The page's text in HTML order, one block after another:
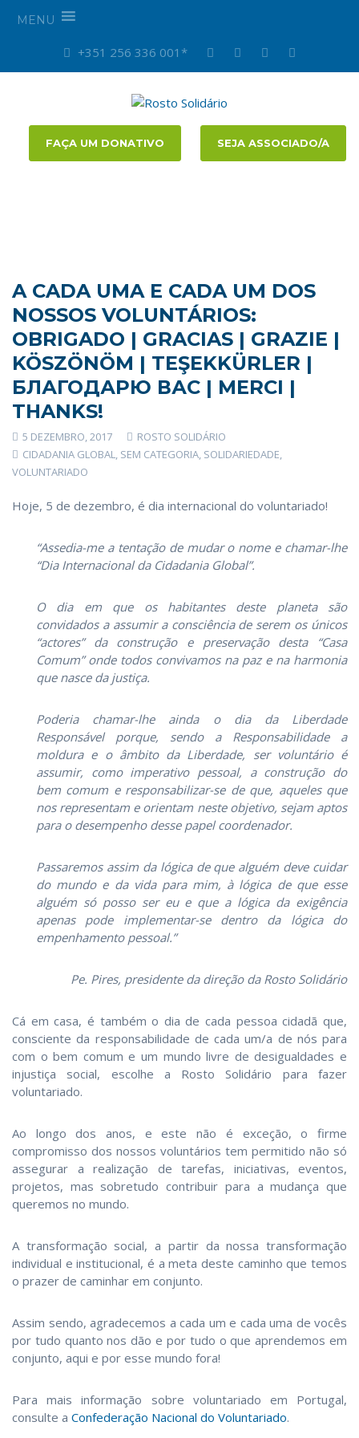
MENU
+351 256 336 001*
FAÇA UM DONATIVO SEJA ASSOCIADO/A
A CADA UMA E CADA UM DOS
NOSSOS VOLUNTÁRIOS:
OBRIGADO | GRACIAS | GRAZIE |
KÖSZÖNÖM | TEŞEKKÜRLER |
БЛАГОДАРЮ ВАС | MERCI |
THANKS!
5 DEZEMBRO, 2017
ROSTO SOLIDÁRIO
CIDADANIA GLOBAL, SEM CATEGORIA, SOLIDARIEDADE,
VOLUNTARIADO
Hoje, 5 de dezembro, é dia internacional do voluntariado!
“Assedia-me a tentação de mudar o nome e chamar-lhe
“Dia Internacional da Cidadania Global”.
O dia em que os habitantes deste planeta são
convidados a assumir a consciência de serem os únicos
“actores” da construção e preservação desta “Casa
Comum” onde todos convivamos na paz e na harmonia
que nasce da justiça.
Poderia chamar-lhe ainda o dia da Liberdade
Responsável porque, sendo a Responsabilidade a
moldura e o âmbito da Liberdade, ser voluntário é
assumir, como imperativo pessoal, a construção do
bem comum e responsabilizar-se de que, aqueles que
nos representam e orientam neste objetivo, sejam aptos
para o desempenho desse papel coordenador.
Passaremos assim da lógica de que alguém deve cuidar
do mundo e da vida para mim, à lógica de que esse
alguém só posso ser eu e que a lógica da exigência
apenas pode implementar-se dentro da lógica do
empenhamento pessoal.”
Pe. Pires, presidente da direção da Rosto Solidário
Cá em casa, é também o dia de cada pessoa cidadã que,
consciente da responsabilidade de cada um/a de nós para
com o bem comum e um mundo livre de desigualdades e
injustiça social, escolhe a Rosto Solidário para fazer
voluntariado.
Ao longo dos anos, e este não é exceção, o firme
compromisso dos nossos voluntários tem permitido não só
assegurar a realização de tarefas, iniciativas, eventos,
projetos, mas sobretudo contribuir para a mudança que
queremos no mundo.
A transformação social, a partir da nossa transformação
individual e institucional, é a meta deste caminho que temos
o prazer de caminhar em conjunto.
Assim sendo, agradecemos a cada um e cada uma de vocês
por tudo quanto nos dão e por tudo o que aprendemos em
conjunto, aqui e por esse mundo fora!
Para mais informação sobre voluntariado em Portugal,
consulte a Confederação Nacional do Voluntariado.